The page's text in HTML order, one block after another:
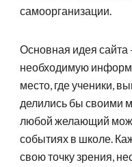
самоорганизации.
Основная идея сайта
необходимую
место, где ученики,
делились бы своими
любой желающий
событиях в школе.
свою точку зрения,